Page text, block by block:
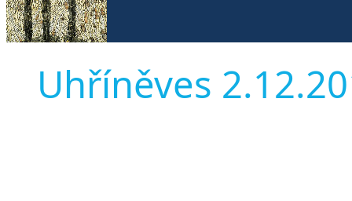
Uhříněves